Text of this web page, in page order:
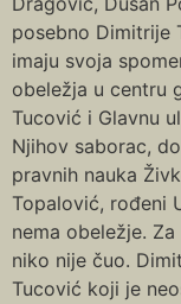
posebno Dimitrije
imaju svoja
obeležja u centru
Tucović i Glavnu
Njihov saborac,
pravnih nauka
Topalović, rođeni
nema obeležje. Za
niko nije čuo.
Tucović koji je